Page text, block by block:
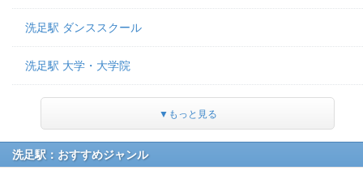
洗足駅 ダンススクール
洗足駅 大学・大学院
▼もっと見る
洗足駅：おすすめジャンル